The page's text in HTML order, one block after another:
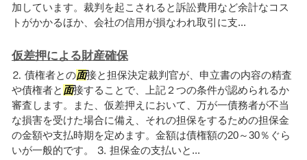
加しています。裁判を起こされると訴訟費用など余計なコス
トがかかるほか、会社の信用が損なわれ取引に支...
仮差押による財産確保
⒉ 債権者との面接と担保決定裁判官が、申立書の内容の精査
や債権者と 面接することで、上記２つの条件が認められるか
審査します。また、仮差押えにおいて、万が一債務者が不当
な損害を受けた場合に備え、それの担保をするための担保金
の金額や支払時期を定めます。金額は債権額の20～30％ぐら
いが一般的です。 ⒊ 担保金の支払いと...